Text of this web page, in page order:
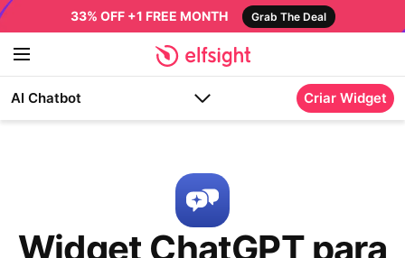
33% OFF +1 FREE MONTH Grab The Deal
AI Chatbot Criar Widget
Widget ChatGPT para